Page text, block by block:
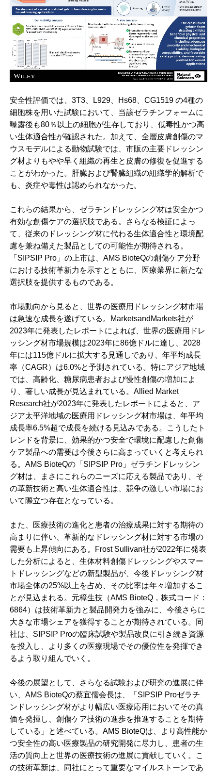
安全性評価では、3T3、L929、Hs68、CG1519 の4種の
細胞株を用いた試験において、当該ゼラチンフォームに
曝露後も80％以上の細胞が生存しており、低毒性かつ高
い生体適合性が確認された。加えて、全層皮膚創傷のマ
ウスモデルによる動物試験では、市販の主要ドレッシン
グ材よりもやや早く組織の再生と皮膚の修復を促進する
ことがわかった。肝臓および腎臓組織の組織学的解析で
も、炎症や毒性は認められなかった。
これらの結果から、ゼラチンドレッシング材は安全かつ
有効な創傷ケアの選択肢である。さらなる検証によっ
て、従来のドレッシング材に代わる生体適合性と環境配
慮を兼ね備えた製品としての可能性が期待される。
「SIPSIP Pro」の上市は、AMS BioteQの創傷ケア分野
における技術革新力を示すとともに、医療業界に新たな
選択肢を提供するものである。
市場動向から見ると、世界の医療用ドレッシング材市場
は急速な成長を遂げている。MarketsandMarkets社が
2023年に発表したレポートによれば、世界の医療用ドレ
ッシング材市場規模は2023年に86億ドルに達し、2028
年には115億ドルに拡大する見通しであり、年平均成長
率（CAGR）は6.0%と予測されている。特にアジア地域
では、高齢化、糖尿病患者および慢性創傷の増加によ
り、著しい成長が見込まれている。Allied Market
Research社が2023年に発表したレポートによると、ア
ジア太平洋地域の医療用ドレッシング材市場は、年平均
成長率6.5%超で成長を続ける見込みである。こうしたト
レンドを背景に、効果的かつ安全で環境に配慮した創傷
ケア製品への需要は今後さらに高まっていくと考えられ
る。AMS BioteQの「SIPSIP Pro」ゼラチンドレッシン
グ材は、まさにこれらのニーズに応える製品であり、そ
の革新技術と高い生体適合性は、競争の激しい市場にお
いて際立つ存在となっている。
また、医療技術の進化と患者の治療成果に対する期待の
高まりに伴い、革新的なドレッシング材に対する市場の
需要も上昇傾向にある。Frost Sullivan社が2022年に発表
した分析によると、生体材料創傷ドレッシングやスマー
トドレッシングなどの新型製品が、今後ドレッシング材
市場全体の25%以上を占め、その比率は年々増加するこ
とが見込まれる。元樟生技（AMS BioteQ，株式コード：
6864）は技術革新力と製品開発力を強みに、今後さらに
大きな市場シェアを獲得することが期待されている。同
社は、SIPSIP Proの臨床試験や製品改良に引き続き資源
を投入し、より多くの医療現場でその優位性を発揮でき
るよう取り組んでいく。
今後の展望として、さらなる試験および研究の進展に伴
い、AMS BioteQの蔡宜儒会長は、「SIPSIP Proゼラチ
ンドレッシング材がより幅広い医療応用においてその真
価を発揮し、創傷ケア技術の進歩を推進することを期待
している」と述べている。AMS BioteQは、より高性能か
つ安全性の高い医療製品の研究開発に尽力し、患者の生
活の質向上と世界の医療技術の進展に貢献していく。こ
の技術革新は、同社にとって重要なマイルストーンであ